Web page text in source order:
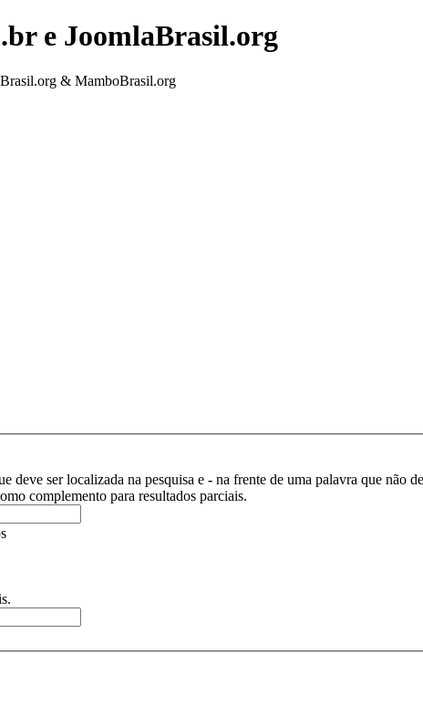
e JoomlaBrasil.org
& MamboBrasil.org
deve ser localizada na pesquisa e - na frente de uma palavra que não
complemento para resultados parciais.